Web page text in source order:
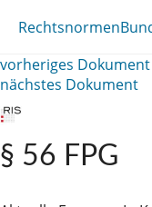
Rechtsnormen
vorheriges Dokument
nächstes Dokument
§ 56 FPG